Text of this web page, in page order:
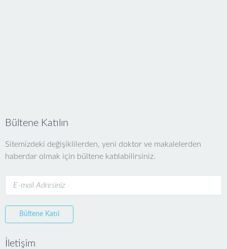
Bültene Katılın
Sitemizdeki değişiklilerden, yeni doktor ve makalelerden
haberdar olmak için bültene katılabilirsiniz.
Bültene Katıl
İletişim